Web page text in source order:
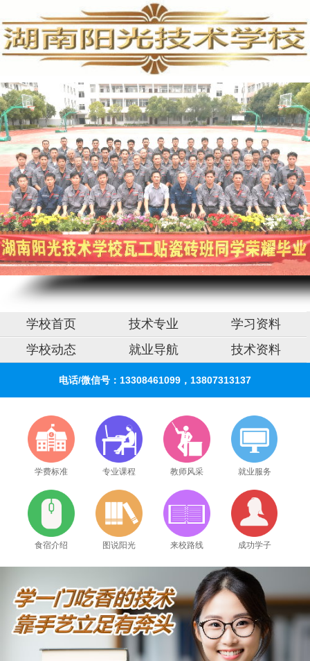
PLC培训,PLC编程培训,PLC培训学校,PLC编程培训学校
学校首页 技术专业
学习资料
学校动态
就业导航 技术资料
电话/微信号：13308461099，13807313137
学费标准 专业课程 教师风采 就业服务
食宿介绍 图说阳光 来校路线 成功学子
2026年8月7号_河南_代同学（137****3373）报名:【液晶电视维修实战班】
2026年8月7号_广东_韩同学（131****6998）报名:【电工中级实战班】